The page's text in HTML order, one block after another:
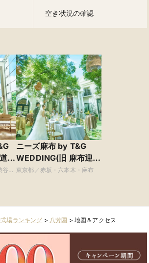
空き状況の確認
・
ニーズ麻布 by T&G
WEDDING(旧 麻布迎賓
館)
東京都／赤坂・六本木・麻布
場ランキング > 八芳園 > 地図＆アクセス